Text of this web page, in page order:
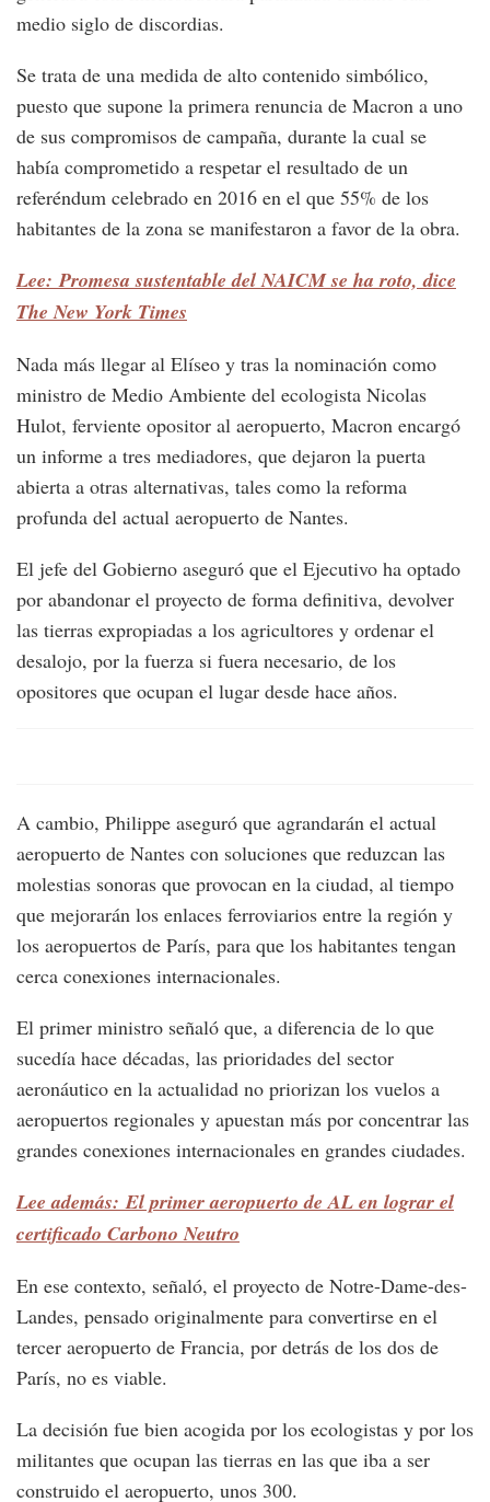
medio siglo de discordias.
Se trata de una medida de alto contenido simbólico,
puesto que supone la primera renuncia de Macron a uno
de sus compromisos de campaña, durante la cual se
había comprometido a respetar el resultado de un
referéndum celebrado en 2016 en el que 55% de los
habitantes de la zona se manifestaron a favor de la obra.
Lee: Promesa sustentable del NAICM se ha roto, dice
The New York Times
Nada más llegar al Elíseo y tras la nominación como
ministro de Medio Ambiente del ecologista Nicolas
Hulot, ferviente opositor al aeropuerto, Macron encargó
un informe a tres mediadores, que dejaron la puerta
abierta a otras alternativas, tales como la reforma
profunda del actual aeropuerto de Nantes.
El jefe del Gobierno aseguró que el Ejecutivo ha optado
por abandonar el proyecto de forma definitiva, devolver
las tierras expropiadas a los agricultores y ordenar el
desalojo, por la fuerza si fuera necesario, de los
opositores que ocupan el lugar desde hace años.
A cambio, Philippe aseguró que agrandarán el actual
aeropuerto de Nantes con soluciones que reduzcan las
molestias sonoras que provocan en la ciudad, al tiempo
que mejorarán los enlaces ferroviarios entre la región y
los aeropuertos de París, para que los habitantes tengan
cerca conexiones internacionales.
El primer ministro señaló que, a diferencia de lo que
sucedía hace décadas, las prioridades del sector
aeronáutico en la actualidad no priorizan los vuelos a
aeropuertos regionales y apuestan más por concentrar las
grandes conexiones internacionales en grandes ciudades.
Lee además: El primer aeropuerto de AL en lograr el
certificado Carbono Neutro
En ese contexto, señaló, el proyecto de Notre-Dame-des-
Landes, pensado originalmente para convertirse en el
tercer aeropuerto de Francia, por detrás de los dos de
París, no es viable.
La decisión fue bien acogida por los ecologistas y por los
militantes que ocupan las tierras en las que iba a ser
construido el aeropuerto, unos 300.